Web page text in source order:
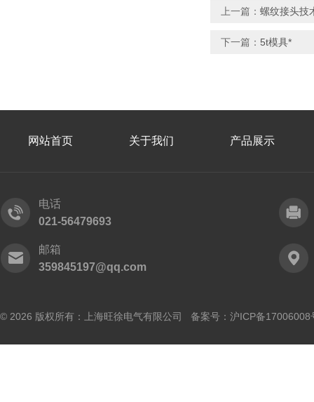
上一篇： 螺纹接头技
下一篇： 5t模具*
网站首页 关于我们 产品展示
电话
021-56479693
邮箱
359845197@qq.com
© 2026 版权所有：上海旺徐电气有限公司 备案号： 沪ICP备17006008